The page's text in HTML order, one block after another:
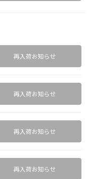
再入荷お知らせ
再入荷お知らせ
再入荷お知らせ
再入荷お知らせ